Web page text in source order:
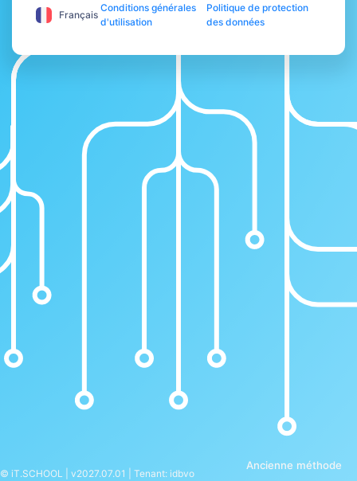
Français
Conditions générales
d'utilisation
Politique de protection
des données
© iT.SCHOOL | v2027.07.01 | Tenant: idbvo
Ancienne méthode